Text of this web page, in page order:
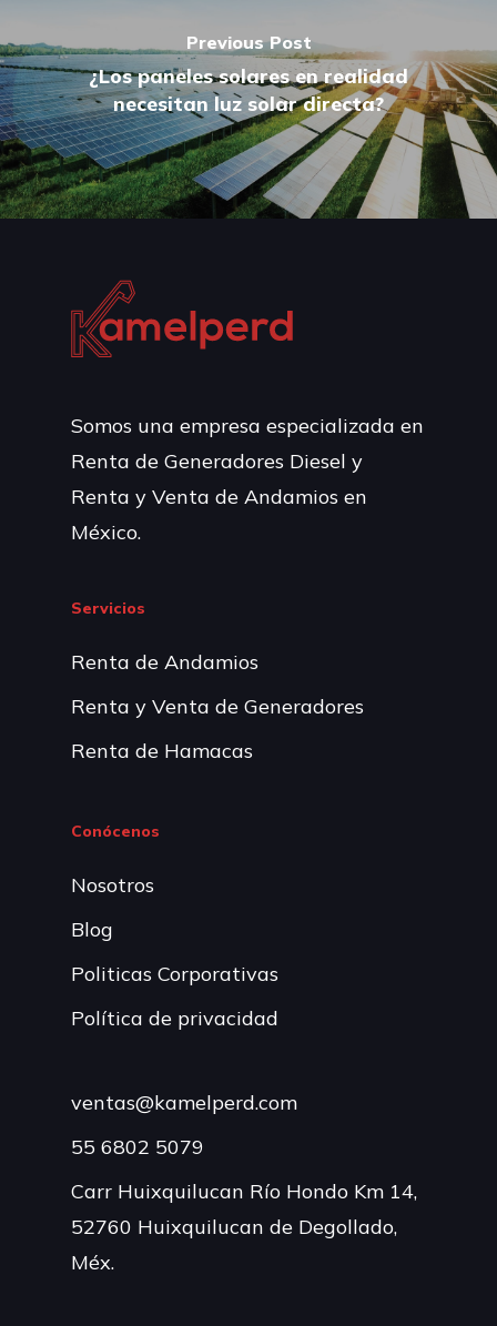
Previous Post
¿Los paneles solares en realidad
necesitan luz solar directa?
Somos una empresa especializada en
Renta de Generadores Diesel y
Renta y Venta de Andamios en
México.
Servicios
Renta de Andamios
Renta y Venta de Generadores
Renta de Hamacas
Conócenos
Nosotros
Blog
Politicas Corporativas
Política de privacidad
ventas@kamelperd.com
55 6802 5079
Carr Huixquilucan Río Hondo Km 14,
52760 Huixquilucan de Degollado,
Méx.